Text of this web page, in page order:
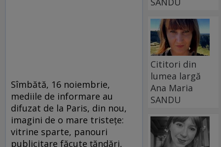
Sîmbătă, 16 noiembrie,
mediile de informare au
difuzat de la Paris, din nou,
imagini de o mare tristeţe:
vitrine sparte, panouri
publicitare făcute ţăndări,
Cititori din
lumea largă
Ana Maria
SANDU